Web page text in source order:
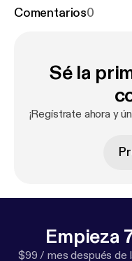
Comentarios0
Sé la
¡Regístrate ahora y
Empieza
$99 / mes después de